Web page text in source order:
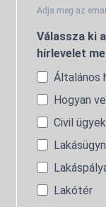
Adja meg az
Válassza ki
hírlevelet
Általános
Hogyan
Civil ügyek
Lakótér